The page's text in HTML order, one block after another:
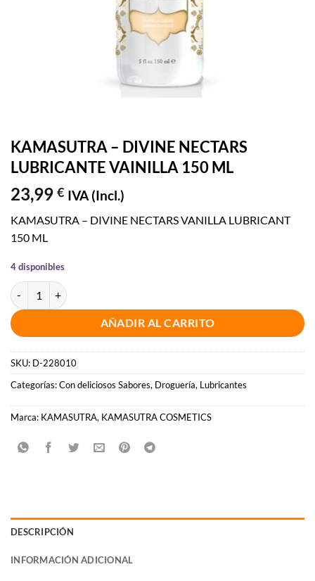
KAMASUTRA – DIVINE NECTARS
LUBRICANTE VAINILLA 150 ML
23,99 € IVA (Incl.)
KAMASUTRA – DIVINE NECTARS VANILLA LUBRICANT
150 ML
4 disponibles
KAMASUTRA - DIVINE NECTARS LUBRICANTE VAINILLA 150 ML
AÑADIR AL CARRITO
SKU: D-228010
Categorías:Con deliciosos Sabores, Droguería, Lubricantes
Marca: KAMASUTRA, KAMASUTRA COSMETICS
DESCRIPCIÓN
INFORMACIÓN ADICIONAL